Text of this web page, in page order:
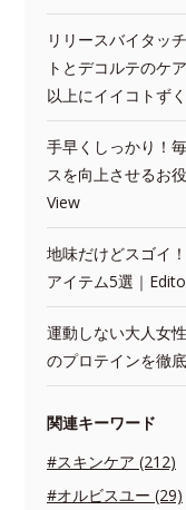
リリースバイタッ
トとデコルテのケ
以上にイイコトず
手早くしっかり！
スを向上させるお
View
地味だけどスゴイ
アイテム5選｜
運動しない大人女
のプロテインを徹
関連キーワード
#スキンケア (212)
#オルビスユー (29)